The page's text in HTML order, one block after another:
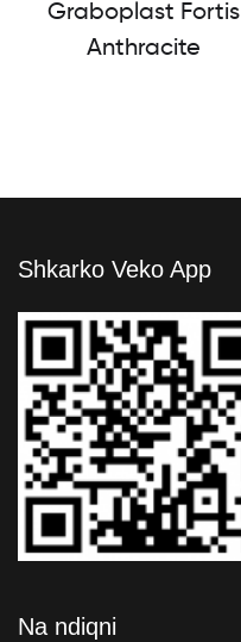
Graboplast Fortis
Anthracite
Shkarko Veko App
Na ndiqni